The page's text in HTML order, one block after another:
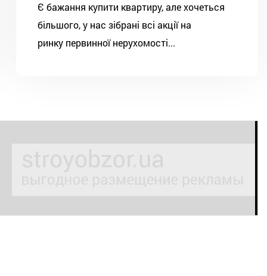
Є бажання купити квартиру, але хочеться
більшого, у нас зібрані всі акції на
ринку первинної нерухомості...